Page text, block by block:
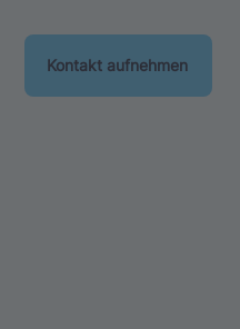
Kontakt aufnehmen